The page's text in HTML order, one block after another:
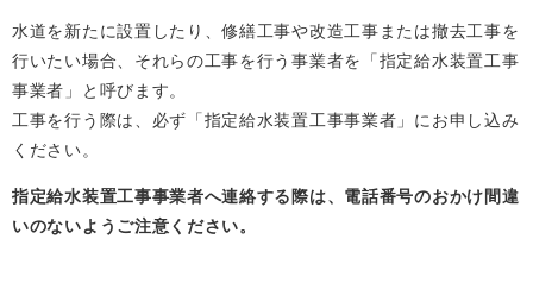
水道を新たに設置したり、修繕工事や改造工事または撤去工事を
行いたい場合、それらの工事を行う事業者を「指定給水装置工事
事業者」と呼びます。
工事を行う際は、必ず「指定給水装置工事事業者」にお申し込み
ください。
指定給水装置工事事業者へ連絡する際は、電話番号のおかけ間違
いのないようご注意ください。